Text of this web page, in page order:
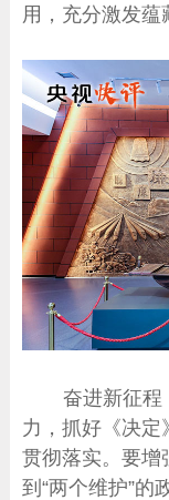
用，充分激发蕴
奋进新征程
力，抓好《决定
贯彻落实。要增
到“两个维护”的